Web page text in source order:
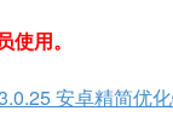
用。
安卓精简优